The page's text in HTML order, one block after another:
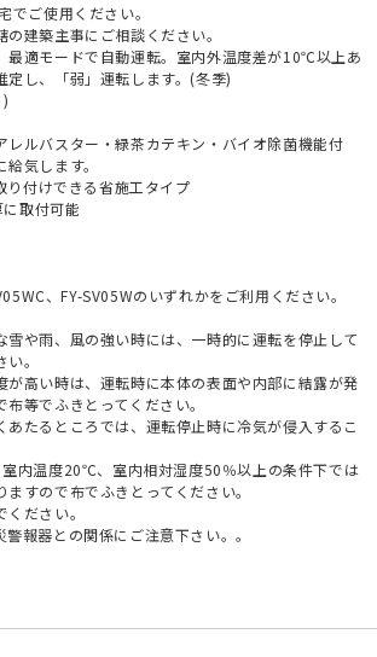
でご使用ください。
建築主事にご相談ください。
適モードで自動運転。室内外温度差が10℃以上あ
定し、「弱」運転します。(冬季)
ルバスター・緑茶カテキン・バイオ除菌機能付
気します。
付けできる省施工タイプ
取付可能
、FY-SV05Wのいずれかをご利用ください。
や雨、風の強い時には、一時的に運転を停止して
。
高い時は、運転時に本体の表面や内部に結露が発
等でふきとってください。
たるところでは、運転停止時に冷気が侵入するこ
内温度20℃、室内相対湿度50％以上の条件下では
すので布でふきとってください。
ださい。
報器との関係にご注意下さい。。